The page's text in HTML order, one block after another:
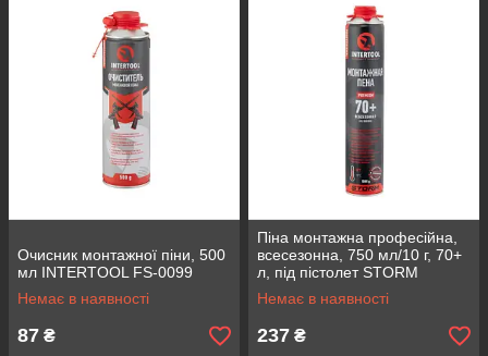
Очисник монтажної піни, 500
мл INTERTOOL FS-0099
Немає в наявності
87 ₴
Піна монтажна професійна,
всесезонна, 750 мл/10 г, 70+
л, під пістолет STORM
INTERTOOL FS-1000
Немає в наявності
237 ₴